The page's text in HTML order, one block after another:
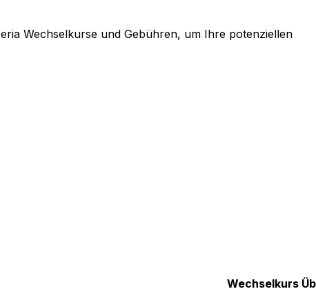
Wechselkurse und Gebühren, um Ihre potenziellen
Wechselkurs